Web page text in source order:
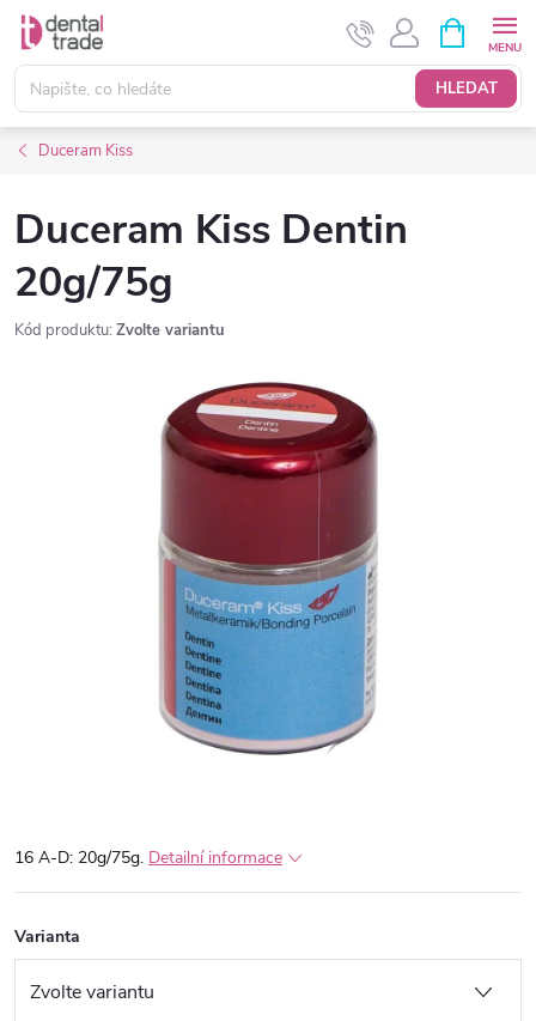
Přejít
obsah
HLEDAT
NÁKUPNÍ
KOŠÍK
Duceram Kiss
Duceram Kiss Dentin
20g/75g
Kód produktu: Zvolte variantu
16 A-D: 20g/75g. Detailní informace
Varianta